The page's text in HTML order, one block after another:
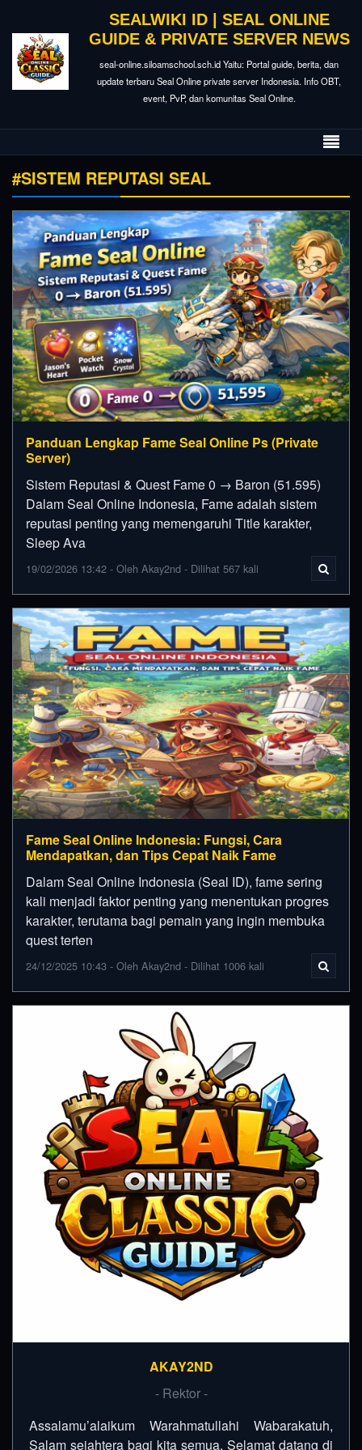
SEALWIKI ID | SEAL ONLINE
GUIDE & PRIVATE SERVER NEWS
seal-online.siloamschool.sch.id Yaitu: Portal guide, berita, dan
update terbaru Seal Online private server Indonesia. Info OBT,
event, PvP, dan komunitas Seal Online.
#SISTEM REPUTASI SEAL
Panduan Lengkap Fame Seal Online Ps (Private
Server)
Sistem Reputasi & Quest Fame 0 → Baron (51.595)
Dalam Seal Online Indonesia, Fame adalah sistem
reputasi penting yang memengaruhi Title karakter,
Sleep Ava
19/02/2026 13:42 - Oleh Akay2nd - Dilihat 567 kali
Fame Seal Online Indonesia: Fungsi, Cara
Mendapatkan, dan Tips Cepat Naik Fame
Dalam Seal Online Indonesia (Seal ID), fame sering
kali menjadi faktor penting yang menentukan progres
karakter, terutama bagi pemain yang ingin membuka
quest terten
24/12/2025 10:43 - Oleh Akay2nd - Dilihat 1006 kali
AKAY2ND
- Rektor -
Assalamu’alaikum Warahmatullahi Wabarakatuh,
Salam sejahtera bagi kita semua. Selamat datang di